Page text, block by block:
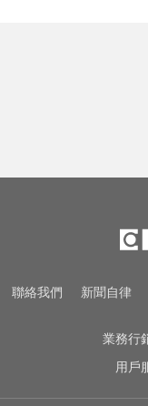
日網讚
姜厚任
假？ 台
NBA／
聯絡我們 新聞自律
業務行
用戶